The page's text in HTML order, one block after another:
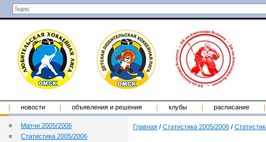
новости объявления и решения клубы расписание
Матчи 2005/2006
Статистика 2005/2006
Главная / Статистика 2005/2006 /